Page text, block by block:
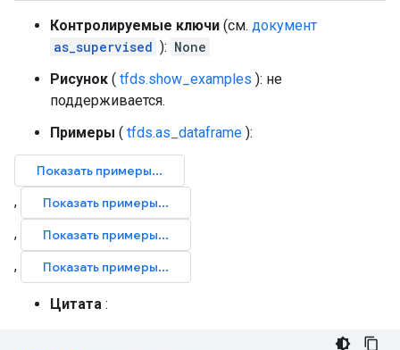
Контролируемые ключи (см. документ
as_supervised ): None
Рисунок ( tfds.show_examples ): не
поддерживается.
Примеры ( tfds.as_dataframe ):
Цитата :